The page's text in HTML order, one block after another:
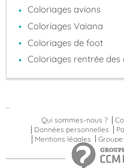
Coloriages avions
Coloriages Vaiana
Coloriages de foot
Coloriages rentrée des
...
Qui sommes-nous ?
Données personnelles
Mentions légales